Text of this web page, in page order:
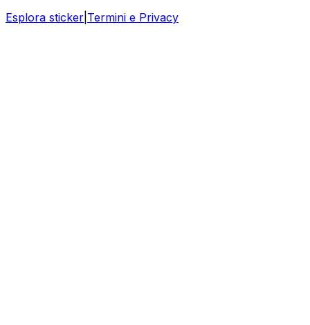
Esplora sticker Termini e Privacy